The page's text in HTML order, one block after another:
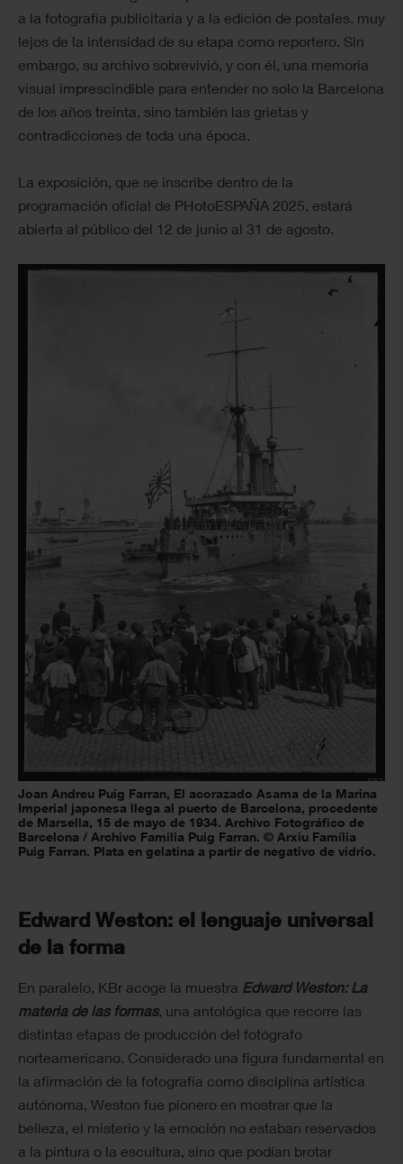
a la fotografía publicitaria y a la edición de postales, muy
lejos de la intensidad de su etapa como reportero. Sin
embargo, su archivo sobrevivió, y con él, una memoria
visual imprescindible para entender no solo la Barcelona
de los años treinta, sino también las grietas y
contradicciones de toda una época.
La exposición, que se inscribe dentro de la
programación oficial de PHotoESPAÑA 2025, estará
abierta al público del 12 de junio al 31 de agosto.
Joan Andreu Puig Farran, El acorazado Asama de la Marina
Imperial japonesa llega al puerto de Barcelona, procedente
de Marsella, 15 de mayo de 1934. Archivo Fotográfico de
Barcelona / Archivo Familia Puig Farran. © Arxiu Família
Puig Farran. Plata en gelatina a partir de negativo de vidrio.
Edward Weston: el lenguaje universal
de la forma
En paralelo, KBr acoge la muestra Edward Weston: La
materia de las formas, una antológica que recorre las
distintas etapas de producción del fotógrafo
norteamericano. Considerado una figura fundamental en
la afirmación de la fotografía como disciplina artística
autónoma, Weston fue pionero en mostrar que la
belleza, el misterio y la emoción no estaban reservados
a la pintura o la escultura, sino que podían brotar